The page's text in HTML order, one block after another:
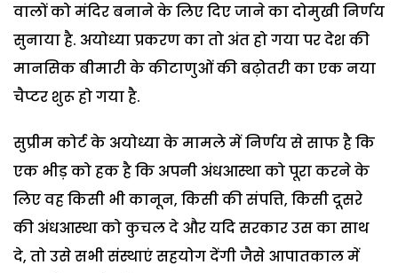
वालों को मंदिर बनाने के लिए दिए जाने का दोमुखी निर्णय
सुनाया है. अयोध्या प्रकरण का तो अंत हो गया पर देश की
मानसिक बीमारी के कीटाणुओं की बढ़ोतरी का एक नया
चैप्टर शुरू हो गया है.
सुप्रीम कोर्ट के अयोध्या के मामले में निर्णय से साफ है कि
एक भीड़ को हक है कि अपनी अंधआस्था को पूरा करने के
लिए वह किसी भी कानून, किसी की संपत्ति, किसी दूसरे
की अंधआस्था को कुचल दे और यदि सरकार उस का साथ
दे, तो उसे सभी संस्थाएं सहयोग देंगी जैसे आपातकाल में